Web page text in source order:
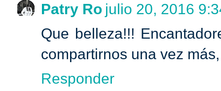
Patry Ro julio 20, 2016
Que belleza!!!
compartirnos una vez
Responder